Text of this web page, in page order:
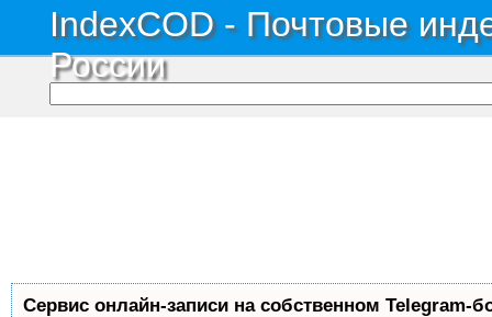
IndexCOD - Почтовые
России
Сервис онлайн-записи на собственном Telegram-